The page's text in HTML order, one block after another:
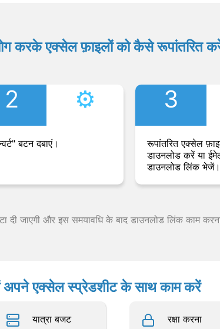
करके एक्सेल फ़ाइलों को कैसे रूपांतरित
2 ⚙︎
बटन दबाएं।
3
रूपांतरित एक्सेल
डाउनलोड करें या
डाउनलोड लिंक भेजें।
दी जाएगी और इस समयावधि के बाद डाउनलोड लिंक काम
अपने एक्सेल स्प्रेडशीट के साथ काम करें
यात्रा बजट रक्षा करना